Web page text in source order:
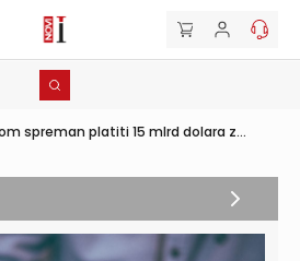
spreman platiti 15 mlrd dolara z...